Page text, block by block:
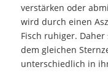
verstärken oder
wird durch einen
Fisch ruhiger.
dem gleichen
unterschiedlich in